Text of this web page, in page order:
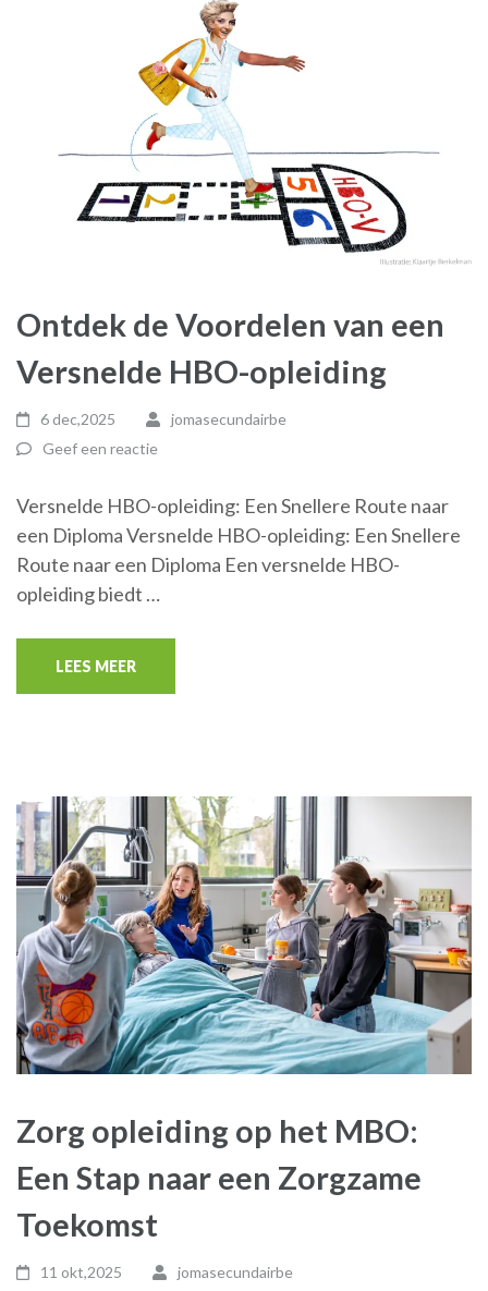
Ontdek de Voordelen van een
Versnelde HBO-opleiding
6 dec,2025
jomasecundairbe
Geef een reactie
Versnelde HBO-opleiding: Een Snellere Route naar
een Diploma Versnelde HBO-opleiding: Een Snellere
Route naar een Diploma Een versnelde HBO-
opleiding biedt …
LEES MEER
Zorg opleiding op het MBO:
Een Stap naar een Zorgzame
Toekomst
11 okt,2025
jomasecundairbe